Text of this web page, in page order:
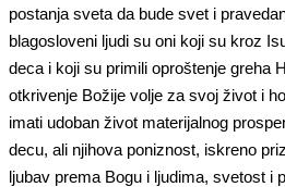
postanja sveta da bude svet i
blagosloveni ljudi su oni koji su kroz
deca i koji su primili oproštenje greha
otkrivenje Božije volje za svoj život i
imati udoban život materijalnog
decu, ali njihova poniznost, iskreno
ljubav prema Bogu i ljudima, svetost i